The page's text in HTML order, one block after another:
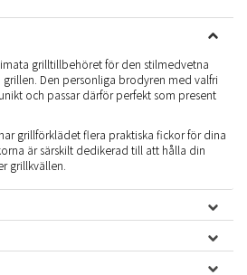
grilltillbehöret för den stilmedvetna
Den personliga brodyren med valfri
och passar därför perfekt som present
grillförklädet flera praktiska fickor för dina
är särskilt dedikerad till att hålla din
grillkvällen.